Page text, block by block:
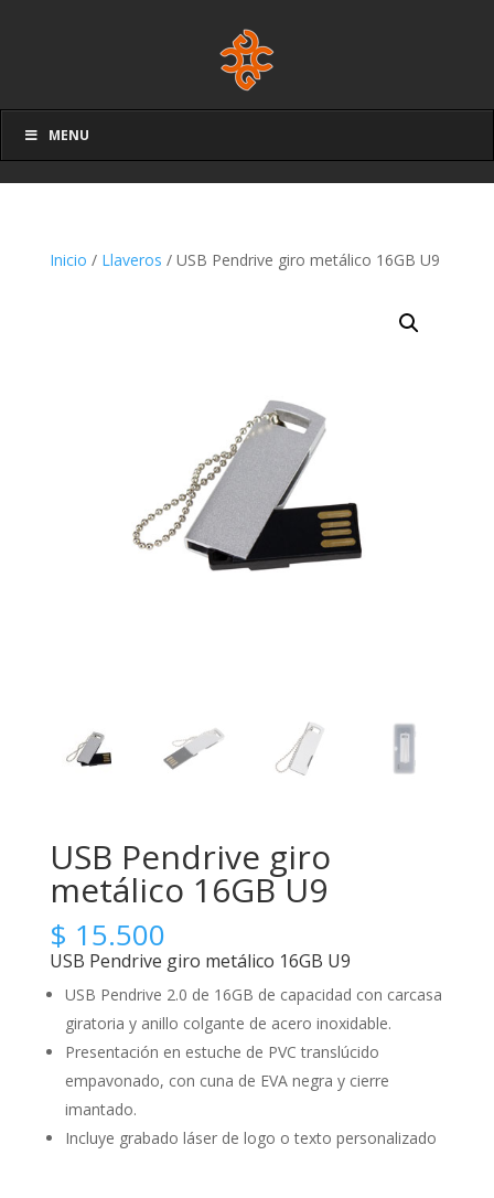
MENU
Inicio / Llaveros / USB Pendrive giro metálico 16GB U9
USB Pendrive giro
metálico 16GB U9
$ 15.500
USB Pendrive giro metálico 16GB U9
USB Pendrive 2.0 de 16GB de capacidad con carcasa
giratoria y anillo colgante de acero inoxidable.
Presentación en estuche de PVC translúcido
empavonado, con cuna de EVA negra y cierre
imantado.
Incluye grabado láser de logo o texto personalizado